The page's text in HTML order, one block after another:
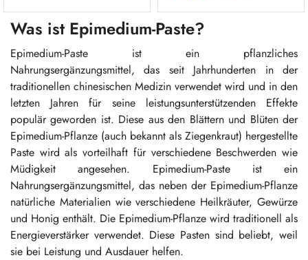
Was ist Epimedium-Paste?
Epimedium-Paste ist ein pflanzliches
Nahrungsergänzungsmittel, das seit Jahrhunderten in der
traditionellen chinesischen Medizin verwendet wird und in den
letzten Jahren für seine leistungsunterstützenden Effekte
populär geworden ist. Diese aus den Blättern und Blüten der
Epimedium-Pflanze (auch bekannt als Ziegenkraut) hergestellte
Paste wird als vorteilhaft für verschiedene Beschwerden wie
Müdigkeit angesehen. Epimedium-Paste ist ein
Nahrungsergänzungsmittel, das neben der Epimedium-Pflanze
natürliche Materialien wie verschiedene Heilkräuter, Gewürze
und Honig enthält. Die Epimedium-Pflanze wird traditionell als
Energieverstärker verwendet. Diese Pasten sind beliebt, weil
sie bei Leistung und Ausdauer helfen.